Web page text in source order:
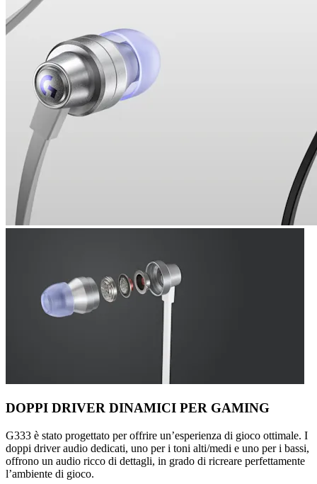
DOPPI DRIVER DINAMICI PER GAMING
G333 è stato progettato per offrire un’esperienza di gioco ottimale. I
doppi driver audio dedicati, uno per i toni alti/medi e uno per i bassi,
offrono un audio ricco di dettagli, in grado di ricreare perfettamente
l’ambiente di gioco.